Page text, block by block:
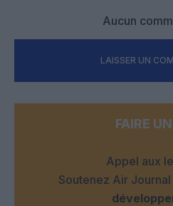
Aucun
LAISSER UN
FAIRE
Appel aux
Soutenez Air